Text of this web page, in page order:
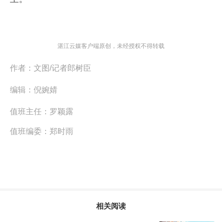
湛江云媒客户端原创，未经授权不得转载
作者： 文图/记者郎树臣
编辑： 倪婉婧
值班主任： 罗颖露
值班编委： 郑时雨
相关阅读